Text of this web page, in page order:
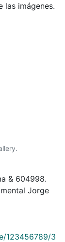
las imágenes.
& 604998.
Jorge
123456789/3